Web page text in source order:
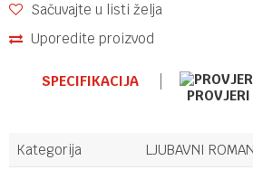
Sačuvajte u listi želja
Uporedite proizvod
SPECIFIKACIJA
Kategorija
LJUBAVNI ROMAN